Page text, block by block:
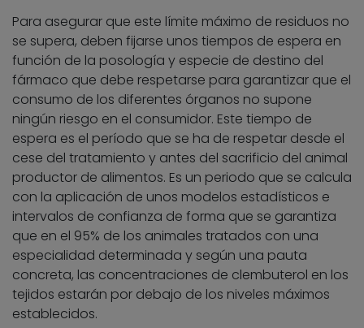
Para asegurar que este límite máximo de residuos no
se supera, deben fijarse unos tiempos de espera en
función de la posología y especie de destino del
fármaco que debe respetarse para garantizar que el
consumo de los diferentes órganos no supone
ningún riesgo en el consumidor. Este tiempo de
espera es el período que se ha de respetar desde el
cese del tratamiento y antes del sacrificio del animal
productor de alimentos. Es un periodo que se calcula
con la aplicación de unos modelos estadísticos e
intervalos de confianza de forma que se garantiza
que en el 95% de los animales tratados con una
especialidad determinada y según una pauta
concreta, las concentraciones de clembuterol en los
tejidos estarán por debajo de los niveles máximos
establecidos.